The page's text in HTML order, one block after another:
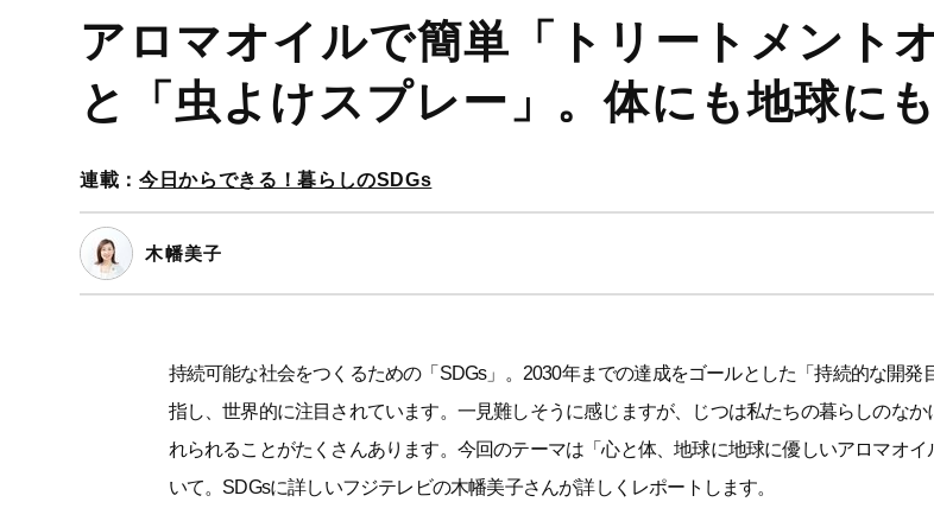
アロマオイルで簡単「トリートメントオ
と「虫よけスプレー」。体にも地球に
連載：今日からできる！暮らしのSDGs
木幡美子
持続可能な社会をつくるための「SDGs」。2030年までの達成をゴールとした「持続的な開発
指し、世界的に注目されています。一見難しそうに感じますが、じつは私たちの暮らしのなか
れられることがたくさんあります。今回のテーマは「心と体、地球に地球に優しいアロマオイ
いて。SDGsに詳しいフジテレビの木幡美子さんが詳しくレポートします。